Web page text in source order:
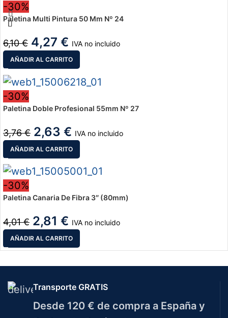
-30%
Paletina Multi Pintura 50 Mm Nº 24
6,10€ 4,27 € IVA no incluido
AÑADIR AL CARRITO
-30%
Paletina Doble Profesional 55mm Nº 27
3,76€ 2,63 € IVA no incluido
AÑADIR AL CARRITO
-30%
Paletina Canaria De Fibra 3″ (80mm)
4,01€ 2,81 € IVA no incluido
AÑADIR AL CARRITO
Transporte GRATIS
Desde 120 € de compra a España y